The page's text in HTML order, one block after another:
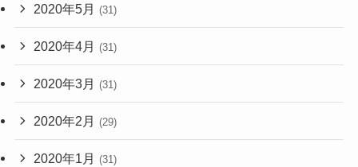
2020年5月 (31)
2020年4月 (31)
2020年3月 (31)
2020年2月 (29)
2020年1月 (31)